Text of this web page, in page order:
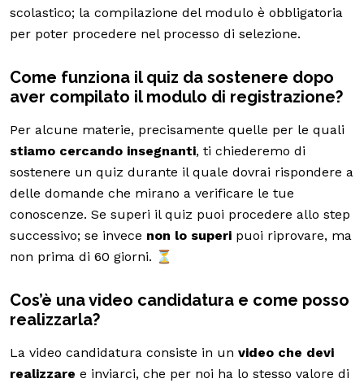
scolastico; la compilazione del modulo è obbligatoria
per poter procedere nel processo di selezione.
Come funziona il quiz da sostenere dopo
aver compilato il modulo di registrazione?
Per alcune materie, precisamente quelle per le quali
stiamo cercando insegnanti, ti chiederemo di
sostenere un quiz durante il quale dovrai rispondere a
delle domande che mirano a verificare le tue
conoscenze. Se superi il quiz puoi procedere allo step
successivo; se invece non lo superi puoi riprovare, ma
non prima di 60 giorni. ⏳
Cos’è una video candidatura e come posso
realizzarla?
La video candidatura consiste in un video che devi
realizzare e inviarci, che per noi ha lo stesso valore di